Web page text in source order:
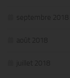
septembre 2018
août 2018
juillet 2018